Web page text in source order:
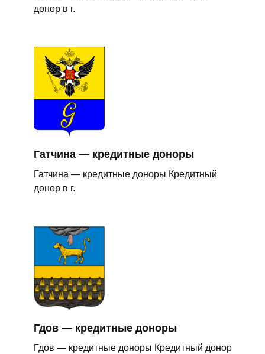
донор в г.
Гатчина — кредитные доноры
Гатчина — кредитные доноры Кредитный
донор в г.
Гдов — кредитные доноры
Гдов — кредитные доноры Кредитный донор